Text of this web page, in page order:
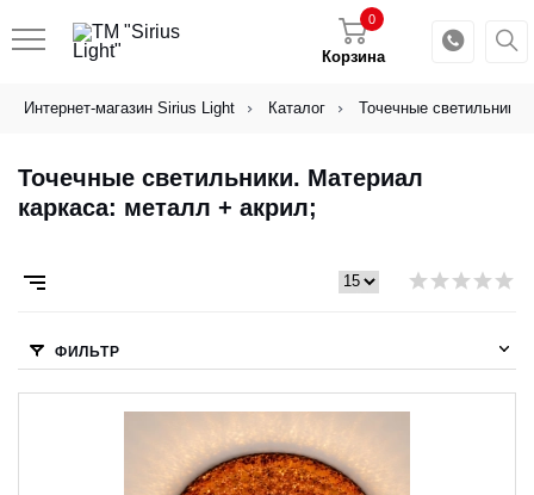
Корзина
0
Интернет-магазин Sirius Light Каталог Точечные светильники
Точечные светильники. Материал
каркаса: металл + акрил;
ФИЛЬТР